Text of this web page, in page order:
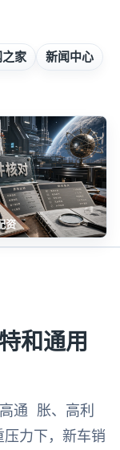
家
新闻中心
资
和通用
通 胀、高利
力下，新车销